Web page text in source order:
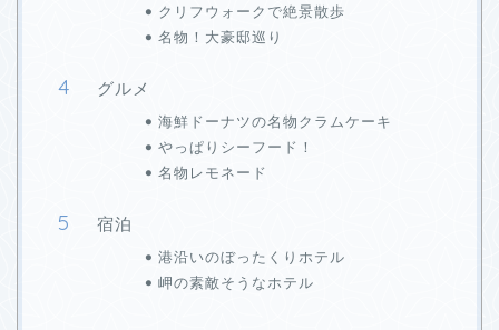
クリフウォークで絶景散歩
名物！大豪邸巡り
グルメ
海鮮ドーナツの名物クラムケーキ
やっぱりシーフード！
名物レモネード
宿泊
港沿いのぼったくりホテル
岬の素敵そうなホテル